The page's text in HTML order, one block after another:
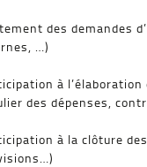
des demandes
…)
à
des dépenses,
à la clôture